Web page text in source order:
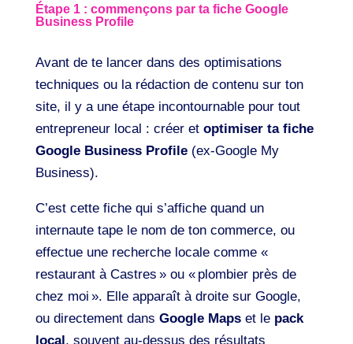
Étape 1 : commençons par ta fiche Google
Business Profile
Avant de te lancer dans des optimisations
techniques ou la rédaction de contenu sur ton
site, il y a une étape incontournable pour tout
entrepreneur local : créer et optimiser ta fiche
Google Business Profile(ex-Google My
Business).
C’est cette fiche qui s’affiche quand un
internaute tape le nom de ton commerce, ou
effectue une recherche locale comme «
restaurant à Castres » ou « plombier près de
chez moi ». Elle apparaît à droite sur Google,
ou directement dans Google Mapset le pack
local, souvent au-dessus des résultats